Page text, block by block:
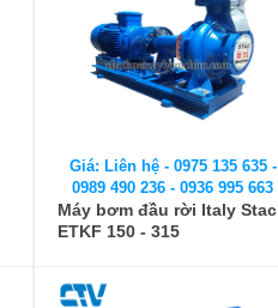
Giá: Liên hệ - 0975 135 635 -
0989 490 236 - 0936 995 663
Máy bơm đầu rời Italy Stac
ETKF 150 - 315